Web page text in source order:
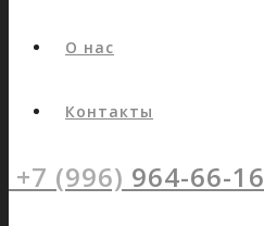
О нас
Контакты
+7 (996) 964-66-16